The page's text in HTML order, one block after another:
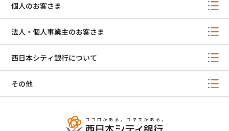
個人のお客さま
法人・個人事業主のお客さま
西日本シティ銀行について
その他